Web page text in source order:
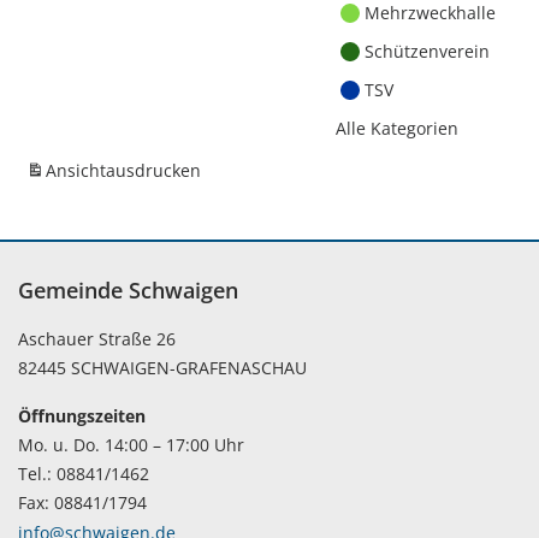
Mehrzweckhalle
Schützenverein
TSV
Alle Kategorien
Ansichtausdrucken
Gemeinde Schwaigen
Aschauer Straße 26
82445 SCHWAIGEN-GRAFENASCHAU
Öffnungszeiten
Mo. u. Do. 14:00 – 17:00 Uhr
Tel.: 08841/1462
Fax: 08841/1794
info@schwaigen.de